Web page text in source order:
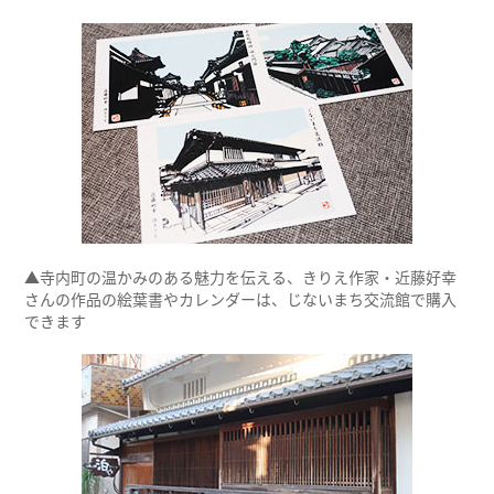
▲寺内町の温かみのある魅力を伝える、きりえ作家・近藤好幸
さんの作品の絵葉書やカレンダーは、じないまち交流館で購入
できます